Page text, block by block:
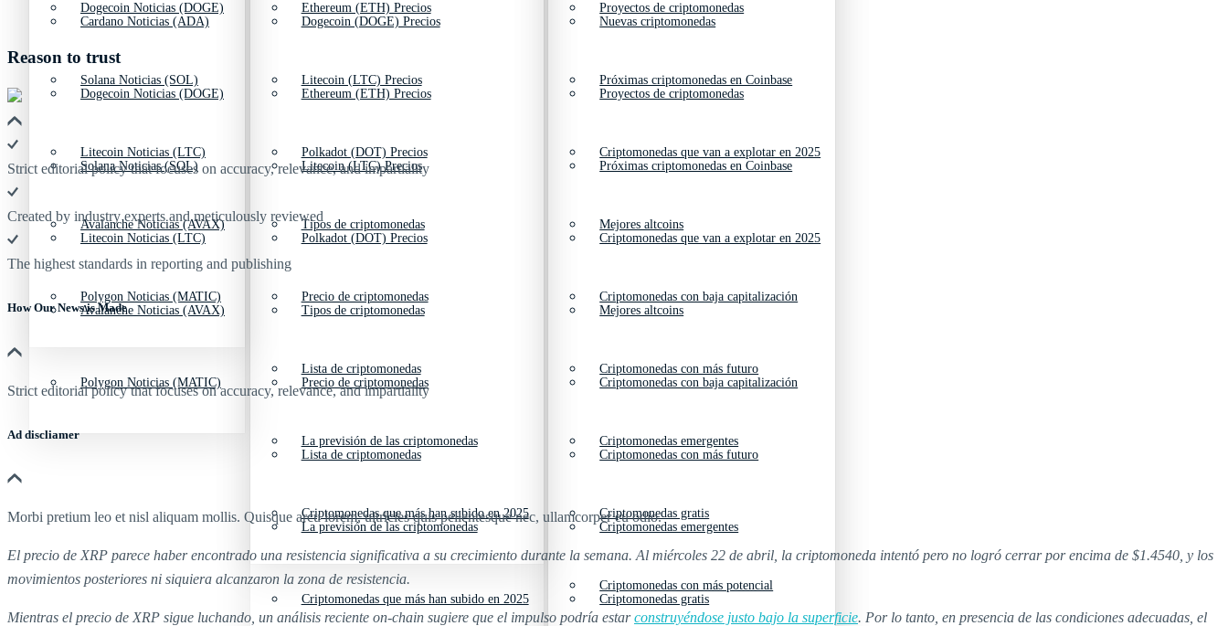
Dogecoin Noticias (DOGE)
Solana Noticias (SOL)
Litecoin Noticias (LTC)
Avalanche Noticias (AVAX)
Polygon Noticias (MATIC)
Ethereum (ETH) Precios
Litecoin (LTC) Precios
Polkadot (DOT) Precios
Tipos de criptomonedas
Precio de criptomonedas
Lista de criptomonedas
La previsión de las criptomonedas
Criptomonedas que más han subido en 2025
Proyectos de criptomonedas
Próximas criptomonedas en Coinbase
Criptomonedas que van a explotar en 2025
Mejores altcoins
Criptomonedas con baja capitalización
Criptomonedas con más futuro
Criptomonedas emergentes
Criptomonedas gratis
Criptomonedas con más potencial
Cardano Noticias (ADA)
Dogecoin Noticias (DOGE)
Solana Noticias (SOL)
Litecoin Noticias (LTC)
Avalanche Noticias (AVAX)
Polygon Noticias (MATIC)
Dogecoin (DOGE) Precios
Ethereum (ETH) Precios
Litecoin (LTC) Precios
Polkadot (DOT) Precios
Tipos de criptomonedas
Precio de criptomonedas
Lista de criptomonedas
La previsión de las criptomonedas
Criptomonedas que más han subido en 2025
Nuevas criptomonedas
Proyectos de criptomonedas
Próximas criptomonedas en Coinbase
Criptomonedas que van a explotar en 2025
Mejores altcoins
Criptomonedas con baja capitalización
Criptomonedas con más futuro
Criptomonedas emergentes
Criptomonedas gratis
Reason to trust
Strict editorial policy that focuses on accuracy, relevance, and impartiality
Created by industry experts and meticulously reviewed
The highest standards in reporting and publishing
How Our News is Made
Strict editorial policy that focuses on accuracy, relevance, and impartiality
Ad discliamer
Morbi pretium leo et nisl aliquam mollis. Quisque arcu lorem, ultricies quis pellentesque nec, ullamcorper eu odio.
El precio de XRP parece haber encontrado una resistencia significativa a su crecimiento durante la semana. Al miércoles 22 de abril, la criptomoneda intentó pero no logró cerrar por encima de $1.4540, y los
movimientos posteriores ni siquiera alcanzaron la zona de resistencia.
Mientras el precio de XRP sigue luchando, un análisis reciente on‑chain sugiere que el impulso podría estarconstruyéndose justo bajo la superficie. Por lo tanto, en presencia de las condiciones adecuadas, el